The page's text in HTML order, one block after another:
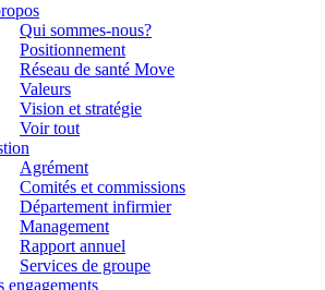
Qui sommes-nous?
Positionnement
Réseau de santé Move
Valeurs
Vision et stratégie
Voir tout
Agrément
Comités et commissions
Département infirmier
Management
Rapport annuel
Services de groupe
engagements